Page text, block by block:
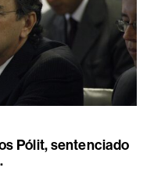
Pólit, sentenciado